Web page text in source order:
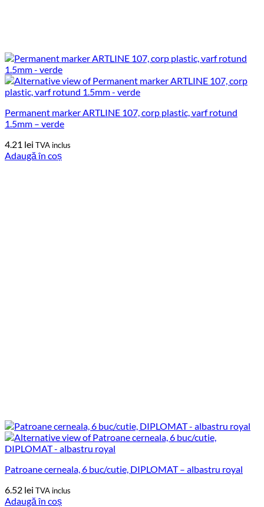
Permanent marker ARTLINE 107, corp plastic, varf rotund
1.5mm – verde
4.21 lei TVA inclus
Adaugă în coș
Patroane cerneala, 6 buc/cutie, DIPLOMAT – albastru royal
6.52 lei TVA inclus
Adaugă în coș